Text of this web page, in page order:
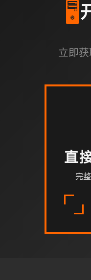
🖥️
立即
直
完